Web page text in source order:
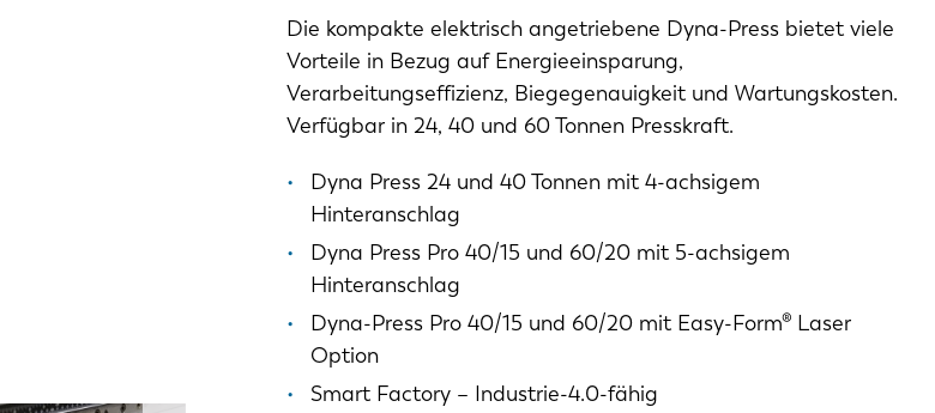
Die kompakte elektrisch angetriebene Dyna-Press bietet viele
Vorteile in Bezug auf Energieeinsparung,
Verarbeitungseffizienz, Biegegenauigkeit und Wartungskosten.
Verfügbar in 24, 40 und 60 Tonnen Presskraft.
Dyna Press 24 und 40 Tonnen mit 4-achsigem
Hinteranschlag
Dyna Press Pro 40/15 und 60/20 mit 5-achsigem
Hinteranschlag
Dyna-Press Pro 40/15 und 60/20 mit Easy-Form® Laser
Option
Smart Factory – Industrie-4.0-fähig